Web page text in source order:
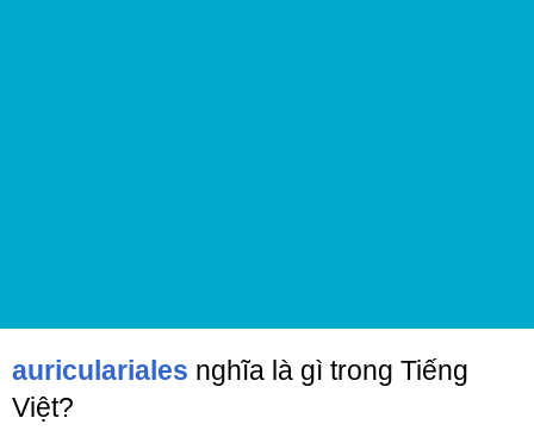
auriculariales nghĩa là gì trong Tiếng
Việt?